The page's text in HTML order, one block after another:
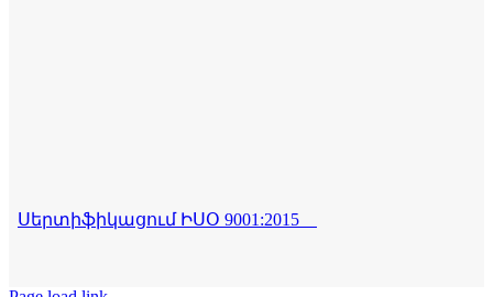
Սերտիֆիկացում ԻՍՕ 9001:2015